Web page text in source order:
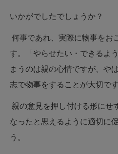
いかがでしたでしょうか？
何事であれ、実際に物事をお
す。「やらせたい・できるよ
まうのは親の心情ですが、や
志で物事をすることが大切です
親の意見を押し付ける形にせ
なったと思えるように適切に
う。